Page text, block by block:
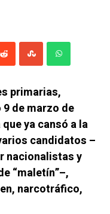
primarias,
de marzo de
ya cansó a la
candidatos –
nacionalistas y
“maletín”–,
narcotráfico,